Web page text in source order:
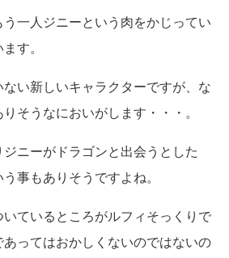
う一人ジニーという肉をかじってい
す。
い新しいキャラクターですが、な
そうなにおいがします・・・。
ジニーがドラゴンと出会うとした
事もありそうですよね。
ているところがルフィそっくりで
ってはおかしくないのではないの